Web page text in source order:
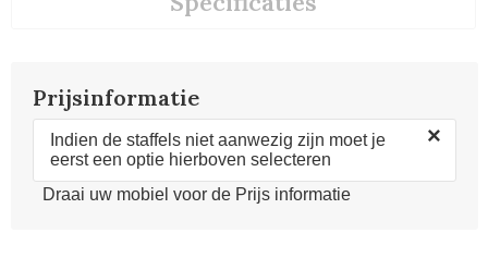
Prijsinformatie
Indien de staffels niet aanwezig zijn moet je
eerst een optie hierboven selecteren
×
Draai uw mobiel voor de Prijs informatie